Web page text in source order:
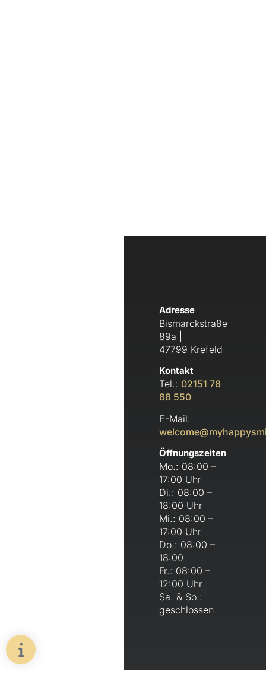
Adresse
Bismarckstraße
89a |
47799 Krefeld
Kontakt
Tel.: 02151 78
88 550
E-Mail:
Öffnungszeiten
Mo.: 08:00 –
17:00 Uhr
Di.: 08:00 –
18:00 Uhr
Mi.: 08:00 –
17:00 Uhr
Do.: 08:00 –
18:00
Fr.: 08:00 –
12:00 Uhr
Sa. & So.:
geschlossen